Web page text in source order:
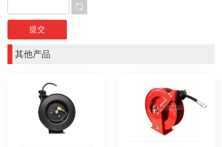
其他产品